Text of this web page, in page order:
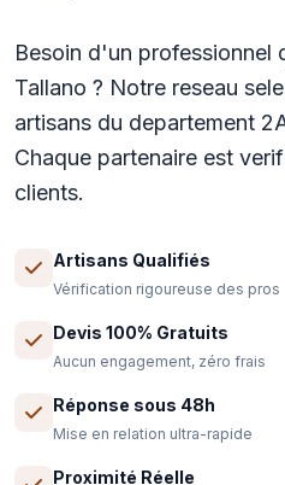
Besoin d'un professionnel
Tallano ? Notre reseau
artisans du departement
Chaque partenaire est
clients.
Artisans Qualifiés
Vérification rigoureuse des pros
Devis 100% Gratuits
Aucun engagement, zéro frais
Réponse sous 48h
Mise en relation ultra-rapide
Proximité Réelle